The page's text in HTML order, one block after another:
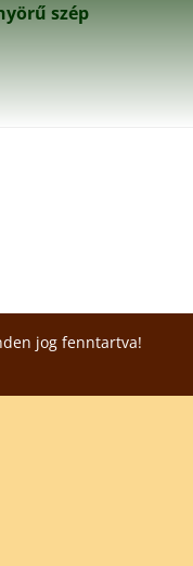
szép
jog fenntartva!